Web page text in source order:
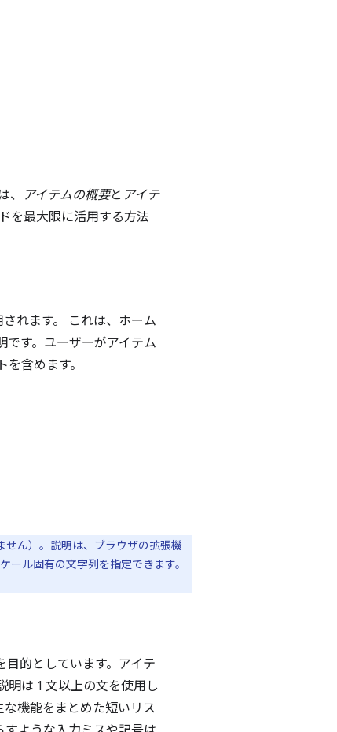
、 アイテムの概要と アイテ
を最大限に活用する方法
れます。 これは、ホーム
す。ユーザーがアイテム
含めます。
せん）。説明は、ブラウザの拡張機
ル固有の文字列を指定できます。
的としています。アイテ
明は 1 文以上の文を使用し
機能をまとめた短いリス